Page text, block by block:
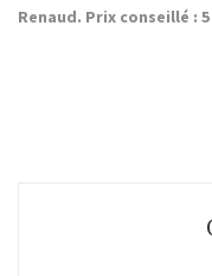
Renaud. Prix conseillé : 5